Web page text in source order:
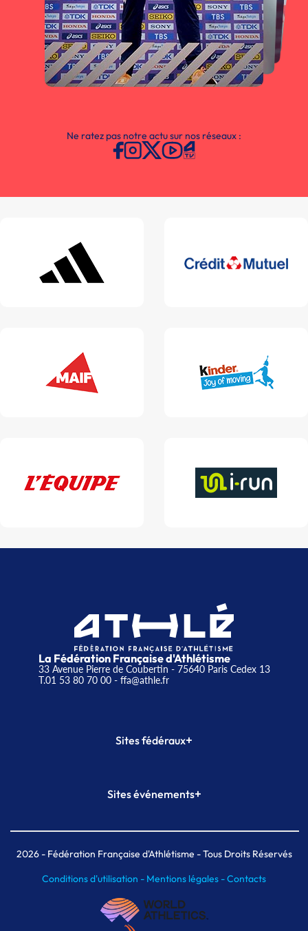
Ne ratez pas notre actu sur nos réseaux :
La Fédération Française d'Athlétisme
33 Avenue Pierre de Coubertin - 75640 Paris Cedex 13
T.01 53 80 70 00- ffa@athle.fr
Sites fédéraux+
Plateforme Formation
Sites événements+
Meeting de Paris indoor
MAIF Ekiden de Paris
2026- Fédération Française d'Athlétisme - Tous Droits Réservés
Conditions d'utilisation - Mentions légales -Contacts